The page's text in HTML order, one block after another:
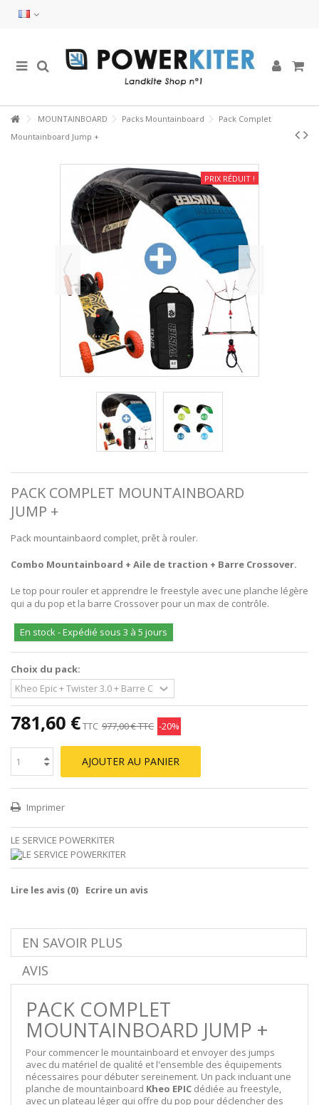
MOUNTAINBOARD Packs Mountainboard
Pack Complet
Mountainboard Jump +
PRIX RÉDUIT !
PACK COMPLET MOUNTAINBOARD
JUMP +
Pack mountainbaord complet, prêt à rouler.
Combo Mountainboard + Aile de traction + Barre Crossover.
Le top pour rouler et apprendre le freestyle avec une planche légère
qui a du pop et la barre Crossover pour un max de contrôle.
En stock - Expédié sous 3 à 5 jours
Choix du pack:
781,60 €TTC 977,00 €TTC -20%
AJOUTER AU PANIER
Imprimer
LE SERVICE POWERKITER
Lire les avis (0) Ecrire un avis
EN SAVOIR PLUS
AVIS
PACK COMPLET
MOUNTAINBOARD JUMP +
Pour commencer le mountainboard et envoyer des jumps
avec du matériel de qualité et l'ensemble des équipements
nécessaires pour débuter sereinement. Un pack incluant une
planche de mountainboard Kheo EPIC dédiée au freestyle,
avec un plateau léger qui offre du pop pour déclencher des